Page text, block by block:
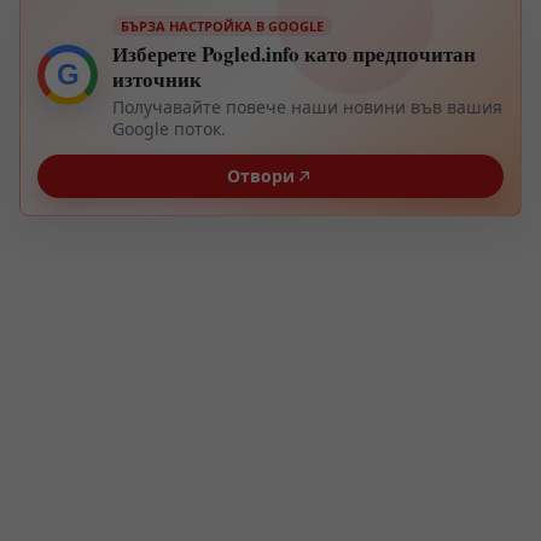
G
БЪРЗА НАСТРОЙКА В GOOGLE
Изберете Pogled.info като предпочитан
източник
Получавайте повече наши новини във вашия
Google поток.
Отвори